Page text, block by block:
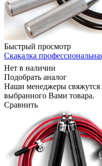
Быстрый просмотр
Скакалка
Нет в наличии
Подобрать аналог
Наши менеджеры свяжутся
выбранного Вами товара.
Сравнить